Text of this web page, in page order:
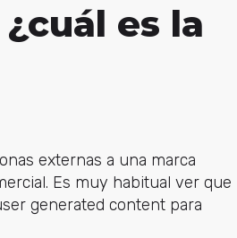
es la
externas a una marca
Es muy habitual ver que
generated content para